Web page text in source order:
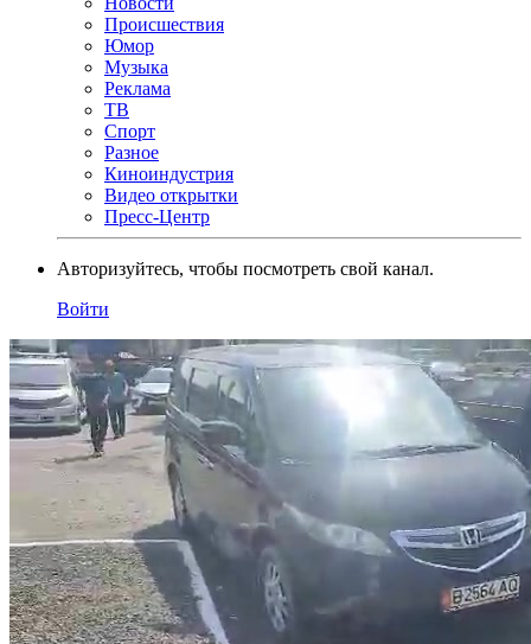
Происшествия
Юмор
Музыка
Реклама
ТВ
Спорт
Разное
Киноиндустрия
Видео открытки
Пресс-Центр
Авторизуйтесь, чтобы посмотреть свой канал.
Войти